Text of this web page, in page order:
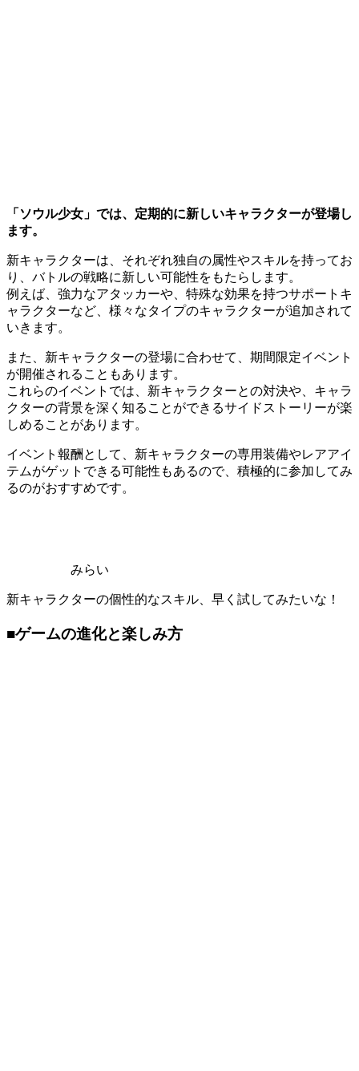
「ソウル少女」では、定期的に新しいキャラクターが登場し
ます。
新キャラクターは、それぞれ独自の属性やスキルを持ってお
り、バトルの戦略に新しい可能性をもたらします。
例えば、強力なアタッカーや、特殊な効果を持つサポートキ
ャラクターなど、様々なタイプのキャラクターが追加されて
いきます。
また、新キャラクターの登場に合わせて、期間限定イベント
が開催されることもあります。
これらのイベントでは、新キャラクターとの対決や、キャラ
クターの背景を深く知ることができるサイドストーリーが楽
しめることがあります。
イベント報酬として、新キャラクターの専用装備やレアアイ
テムがゲットできる可能性もあるので、積極的に参加してみ
るのがおすすめです。
みらい
新キャラクターの個性的なスキル、早く試してみたいな！
■ゲームの進化と楽しみ方